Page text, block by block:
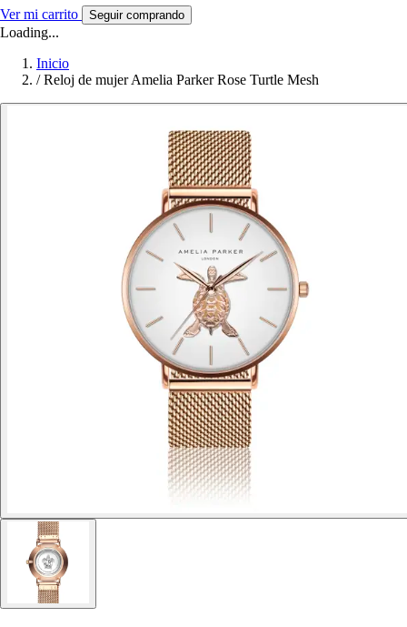
Ver mi carrito Seguir comprando
Loading...
Inicio
/ Reloj de mujer Amelia Parker Rose Turtle Mesh